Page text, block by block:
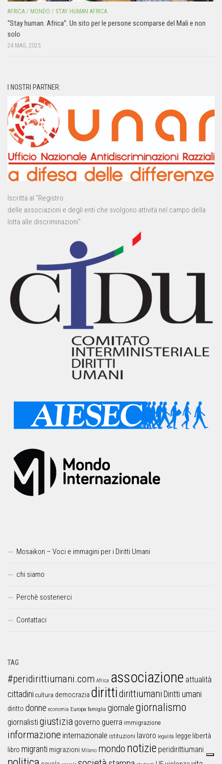
AFRICA / MONDO / STAY HUMAN AFRICA
“Stay human. Africa”. Un sito per le persone scomparse del Mali e non
solo
24 MAG, 2025
I NOSTRI PARTNER:
Iscritta al “Registro
delle associazioni e degli enti che svolgono attività nel campo della
lotta alle discriminazioni”
Mosaikon – Voci e immagini per i Diritti Umani
chi siamo
Perchè sostenerci
Contattaci
TAG
#peridirittiumani.com Africa associazione attualità
cittadini cultura democrazia dirittidirittiumani Diritti umani
diritto donne economia Europa famiglia giornalegiornalismo
giornalistigiustizia governo guerra immigrazione
informazione internazionale istituzioni lavoro legalità legge libertà
libro migranti migrazioni Milano mondo notizie peridirittiumani